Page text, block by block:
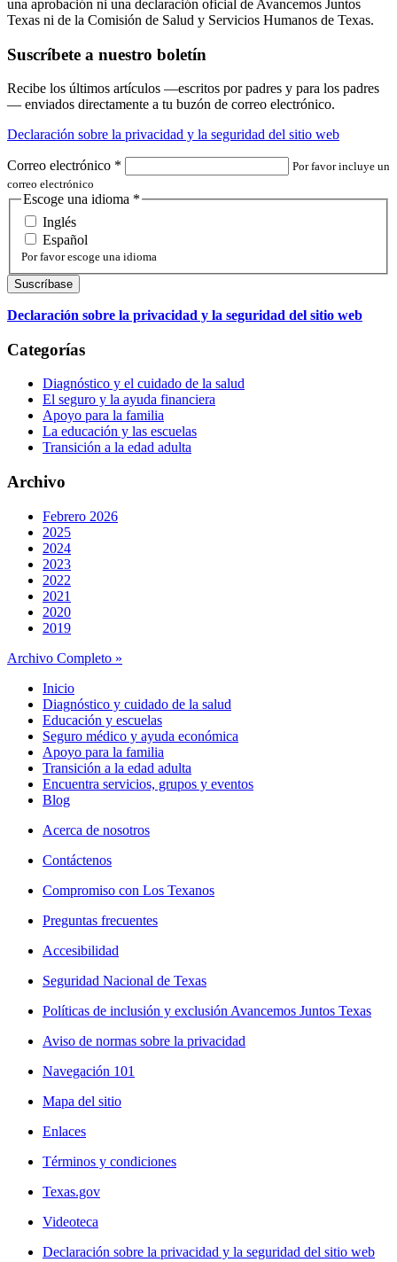
una aprobación ni una declaración oficial de Avancemos Juntos
Texas ni de la Comisión de Salud y Servicios Humanos de Texas.
Suscríbete a nuestro boletín
Recibe los últimos artículos —escritos por padres y para los padres
— enviados directamente a tu buzón de correo electrónico.
Declaración sobre la privacidad y la seguridad del sitio web
Correo electrónico *
Por favor incluye un
correo electrónico
Escoge una idioma *
Inglés
Español
Por favor escoge una idioma
Declaración sobre la privacidad y la seguridad del sitio web
Categorías
Diagnóstico y el cuidado de la salud
El seguro y la ayuda financiera
Apoyo para la familia
La educación y las escuelas
Transición a la edad adulta
Archivo
Febrero 2026
2025
2024
2023
2022
2021
2020
2019
Archivo Completo »
Inicio
Diagnóstico y cuidado de la salud
Educación y escuelas
Seguro médico y ayuda económica
Apoyo para la familia
Transición a la edad adulta
Encuentra servicios, grupos y eventos
Blog
Acerca de nosotros
Contáctenos
Compromiso con Los Texanos
Preguntas frecuentes
Accesibilidad
Seguridad Nacional de Texas
Políticas de inclusión y exclusión Avancemos Juntos Texas
Aviso de normas sobre la privacidad
Navegación 101
Mapa del sitio
Enlaces
Términos y condiciones
Texas.gov
Videoteca
Declaración sobre la privacidad y la seguridad del sitio web